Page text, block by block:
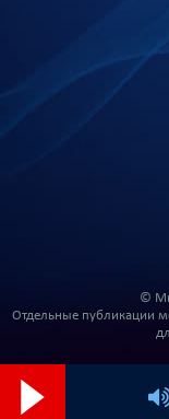
©
Отдельные публикации